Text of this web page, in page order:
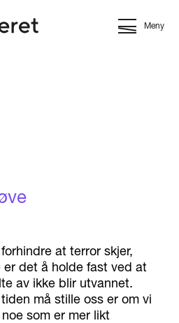
Meny
at terror skjer,
er det å holde fast ved at
av ikke blir utvannet.
må stille oss er om vi
som er mer likt